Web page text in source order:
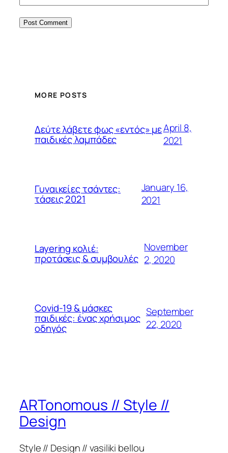
MORE POSTS
Δεύτε λάβετε φως «εντός» με
παιδικές λαμπάδες
April 8,
2021
Γυναικείες τσάντες:
τάσεις 2021
January 16,
2021
Layering κολιέ:
προτάσεις & συμβουλές
November
2, 2020
Covid-19 & μάσκες
παιδικές: ένας χρήσιμος
οδηγός
September
22, 2020
ARTonomous // Style //
Design
Style // Design // vasiliki bellou